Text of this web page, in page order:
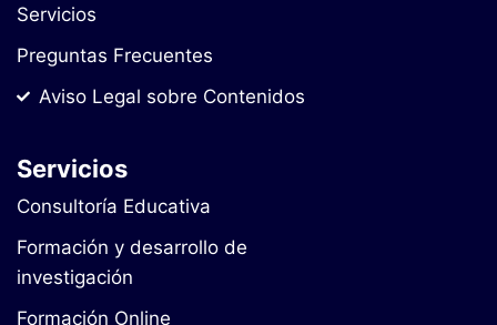
Servicios
Preguntas Frecuentes
Aviso Legal sobre Contenidos
Servicios
Consultoría Educativa
Formación y desarrollo de
investigación
Formación Online